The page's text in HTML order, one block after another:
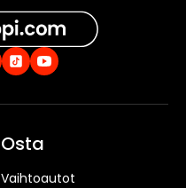
Osta
Vaihtoautot